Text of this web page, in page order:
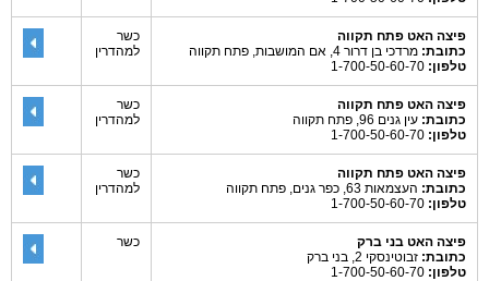
פיצה האט פתח תקווה
כתובת: מרדכי בן דרור 4, אם המושבות, פתח תקווה
טלפון:
כשר
למהדרין
פיצה האט פתח תקווה
כתובת: עין גנים 96, פתח תקווה
טלפון:
כשר
למהדרין
פיצה האט פתח תקווה
כתובת: העצמאות 63, כפר גנים, פתח תקווה
טלפון:
כשר
למהדרין
פיצה האט בני ברק
כתובת: זבוטינסקי 2, בני ברק
טלפון:
כשר